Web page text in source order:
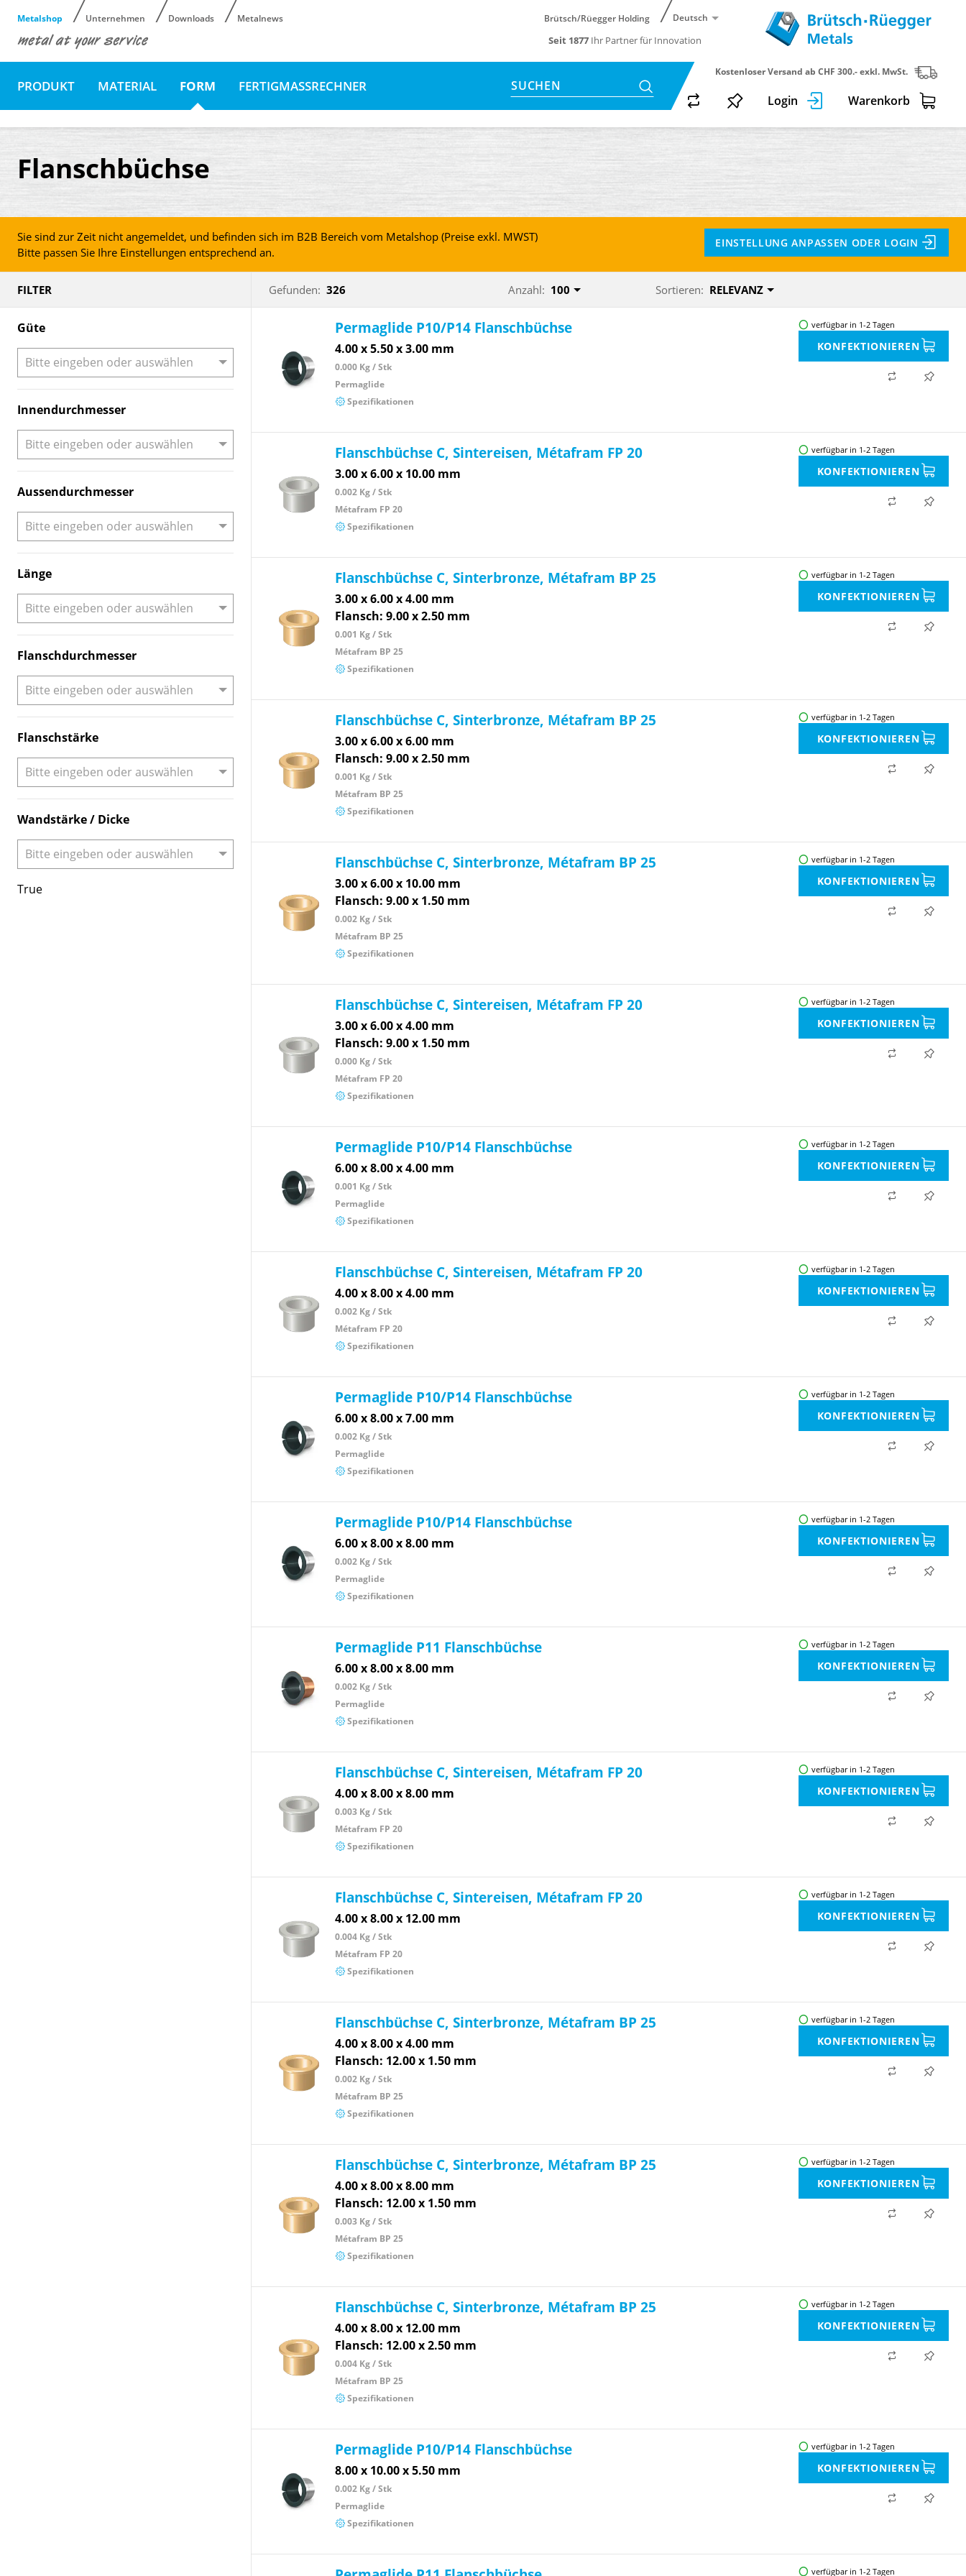
Metalshop Unternehmen Downloads Metalnews Brütsch/Rüegger Holding Deutsch
Seit 1877 Ihr Partner für Innovation
PRODUKT MATERIAL FORM FERTIGMASSRECHNER SUCHEN
Kostenloser Versand ab CHF 300.- exkl. MwSt.
Login Warenkorb
Flanschbüchse
Sie sind zur Zeit nicht angemeldet, und befinden sich im B2B Bereich vom Metalshop (Preise exkl. MWST)
Bitte passen Sie Ihre Einstellungen entsprechend an.
EINSTELLUNG ANPASSEN ODER LOGIN
FILTER Gefunden: 326 Anzahl: 100 Sortieren: RELEVANZ
Güte
Innendurchmesser
Aussendurchmesser
Länge
Flanschdurchmesser
Flanschstärke
Wandstärke / Dicke
True
Permaglide P10/P14 Flanschbüchse
4.00 x 5.50 x 3.00 mm
0.000 Kg / Stk
Permaglide
Spezifikationen
verfügbar in 1-2 Tagen
KONFEKTIONIEREN
Flanschbüchse C, Sintereisen, Métafram FP 20
3.00 x 6.00 x 10.00 mm
0.002 Kg / Stk
Métafram FP 20
Spezifikationen
verfügbar in 1-2 Tagen
KONFEKTIONIEREN
Flanschbüchse C, Sinterbronze, Métafram BP 25
3.00 x 6.00 x 4.00 mm
Flansch: 9.00 x 2.50 mm
0.001 Kg / Stk
Métafram BP 25
Spezifikationen
verfügbar in 1-2 Tagen
KONFEKTIONIEREN
Flanschbüchse C, Sinterbronze, Métafram BP 25
3.00 x 6.00 x 6.00 mm
Flansch: 9.00 x 2.50 mm
0.001 Kg / Stk
Métafram BP 25
Spezifikationen
verfügbar in 1-2 Tagen
KONFEKTIONIEREN
Flanschbüchse C, Sinterbronze, Métafram BP 25
3.00 x 6.00 x 10.00 mm
Flansch: 9.00 x 1.50 mm
0.002 Kg / Stk
Métafram BP 25
Spezifikationen
verfügbar in 1-2 Tagen
KONFEKTIONIEREN
Flanschbüchse C, Sintereisen, Métafram FP 20
3.00 x 6.00 x 4.00 mm
Flansch: 9.00 x 1.50 mm
0.000 Kg / Stk
Métafram FP 20
Spezifikationen
verfügbar in 1-2 Tagen
KONFEKTIONIEREN
Permaglide P10/P14 Flanschbüchse
6.00 x 8.00 x 4.00 mm
0.001 Kg / Stk
Permaglide
Spezifikationen
verfügbar in 1-2 Tagen
KONFEKTIONIEREN
Flanschbüchse C, Sintereisen, Métafram FP 20
4.00 x 8.00 x 4.00 mm
0.002 Kg / Stk
Métafram FP 20
Spezifikationen
verfügbar in 1-2 Tagen
KONFEKTIONIEREN
Permaglide P10/P14 Flanschbüchse
6.00 x 8.00 x 7.00 mm
0.002 Kg / Stk
Permaglide
Spezifikationen
verfügbar in 1-2 Tagen
KONFEKTIONIEREN
Permaglide P10/P14 Flanschbüchse
6.00 x 8.00 x 8.00 mm
0.002 Kg / Stk
Permaglide
Spezifikationen
verfügbar in 1-2 Tagen
KONFEKTIONIEREN
Permaglide P11 Flanschbüchse
6.00 x 8.00 x 8.00 mm
0.002 Kg / Stk
Permaglide
Spezifikationen
verfügbar in 1-2 Tagen
KONFEKTIONIEREN
Flanschbüchse C, Sintereisen, Métafram FP 20
4.00 x 8.00 x 8.00 mm
0.003 Kg / Stk
Métafram FP 20
Spezifikationen
verfügbar in 1-2 Tagen
KONFEKTIONIEREN
Flanschbüchse C, Sintereisen, Métafram FP 20
4.00 x 8.00 x 12.00 mm
0.004 Kg / Stk
Métafram FP 20
Spezifikationen
verfügbar in 1-2 Tagen
KONFEKTIONIEREN
Flanschbüchse C, Sinterbronze, Métafram BP 25
4.00 x 8.00 x 4.00 mm
Flansch: 12.00 x 1.50 mm
0.002 Kg / Stk
Métafram BP 25
Spezifikationen
verfügbar in 1-2 Tagen
KONFEKTIONIEREN
Flanschbüchse C, Sinterbronze, Métafram BP 25
4.00 x 8.00 x 8.00 mm
Flansch: 12.00 x 1.50 mm
0.003 Kg / Stk
Métafram BP 25
Spezifikationen
verfügbar in 1-2 Tagen
KONFEKTIONIEREN
Flanschbüchse C, Sinterbronze, Métafram BP 25
4.00 x 8.00 x 12.00 mm
Flansch: 12.00 x 2.50 mm
0.004 Kg / Stk
Métafram BP 25
Spezifikationen
verfügbar in 1-2 Tagen
KONFEKTIONIEREN
Permaglide P10/P14 Flanschbüchse
8.00 x 10.00 x 5.50 mm
0.002 Kg / Stk
Permaglide
Spezifikationen
verfügbar in 1-2 Tagen
KONFEKTIONIEREN
verfügbar in 1-2 Tagen